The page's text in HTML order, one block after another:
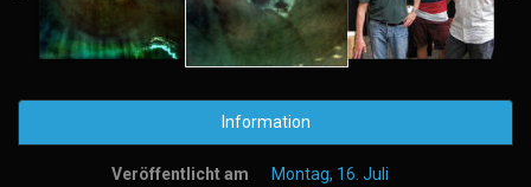
Information
Veröffentlicht am
Montag, 16. Juli